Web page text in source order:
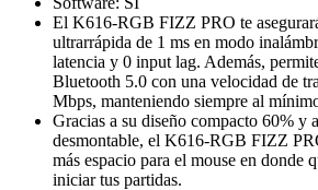
El K616-RGB FIZZ PRO te
ultrarrápida de 1 ms en modo
latencia y 0 input lag. Además,
Bluetooth 5.0 con una velocidad de
Mbps, manteniendo siempre al
Gracias a su diseño compacto 60% y
desmontable, el K616-RGB FIZZ
más espacio para el mouse en donde
iniciar tus partidas.